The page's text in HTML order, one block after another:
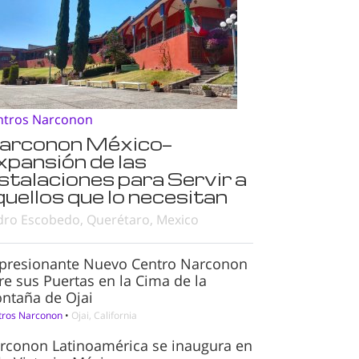
Narconon
México—
de las
para Servir a
que lo necesitan
Escobedo, Querétaro, Mexico
Nuevo Centro Narconon
sus Puertas en la Cima de la
de Ojai
Narconon • Ojai, California
Latinoamérica se inaugura en